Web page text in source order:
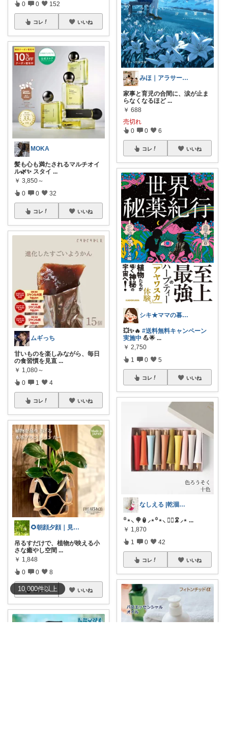
10,000件以上
0 0 152
コレ いいね
MOKA
髪も心も満たされるマルチオイ
ル🌿✨ スタイ ...
￥ 3,850～
0 0 32
コレ いいね
ムギっち
甘いものを楽しみながら、毎日
の食習慣を見直 ...
￥ 1,080～
0 1 4
コレ いいね
🌻朝顔夕顔｜見て下さり有難う🫧
吊るすだけで、植物が映える小
さな癒やし空間 ...
￥ 1,848
0 0 8
コレ いいね
みほ｜アラサー主婦｜共働き｜2児育児中
家事と育児の合間に、涙が止ま
らなくなるほど ...
￥ 688
売切れ
0 0 6
コレ いいね
シキ★ママの暮らし、キッズ
💥✨🔥 #送料無料キャンペーン
実施中 💪🌟 ...
￥ 2,750
1 0 5
コレ いいね
なしえる |乾涸びたマーメイド
꙳⋆⸜ 🍭🏮⸝‍⋆꙳⋆⸜ 🧜‍♀️🦑⸝‍⋆ ...
￥ 1,870
1 0 42
コレ いいね